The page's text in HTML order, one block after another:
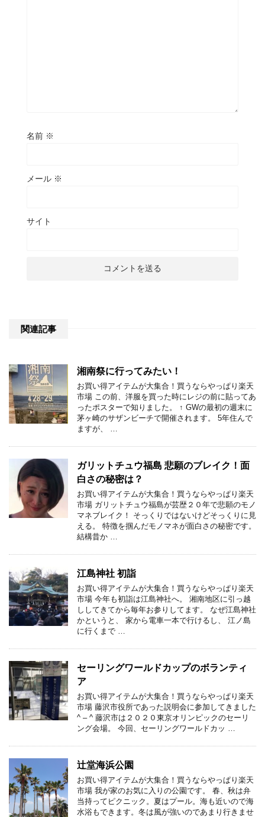
名前 ※
メール ※
サイト
関連記事
湘南祭に行ってみたい！
お買い得アイテムが大集合！買うならやっぱり楽天
市場 この前、洋服を買った時にレジの前に貼ってあ
ったポスターで知りました。 ↑ GWの最初の週末に
茅ヶ崎のサザンビーチで開催されます。 5年住んで
ますが、 …
ガリットチュウ福島 悲願のブレイク！面
白さの秘密は？
お買い得アイテムが大集合！買うならやっぱり楽天
市場 ガリットチュウ福島が芸歴２０年で悲願のモノ
マネブレイク！ そっくりではないけどそっくりに見
える。 特徴を掴んだモノマネが面白さの秘密です。
結構昔か …
江島神社 初詣
お買い得アイテムが大集合！買うならやっぱり楽天
市場 今年も初詣は江島神社へ。 湘南地区に引っ越
ししてきてから毎年お参りしてます。 なぜ江島神社
かというと、 家から電車一本で行けるし、 江ノ島
に行くまで …
セーリングワールドカップのボランティ
ア
お買い得アイテムが大集合！買うならやっぱり楽天
市場 藤沢市役所であった説明会に参加してきました
^ – ^ 藤沢市は２０２０東京オリンピックのセーリ
ング会場。 今回、セーリングワールドカッ …
辻堂海浜公園
お買い得アイテムが大集合！買うならやっぱり楽天
市場 我が家のお気に入りの公園です。 春、秋は弁
当持ってピクニック。夏はプール。海も近いので海
水浴もできます。冬は風が強いのであまり行きませ